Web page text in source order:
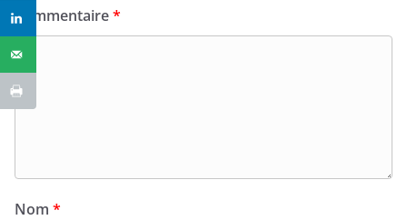
Commentaire*
Nom *